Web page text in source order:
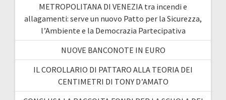
METROPOLITANA DI VENEZIA tra incendi e
allagamenti: serve un nuovo Patto per la Sicurezza,
l’Ambiente e la Democrazia Partecipativa
NUOVE BANCONOTE IN EURO
IL COROLLARIO DI PATTARO ALLA TEORIA DEI
CENTIMETRI DI TONY D’AMATO